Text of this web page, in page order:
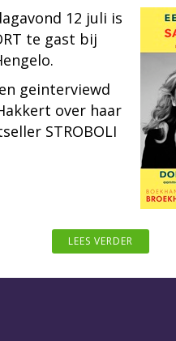
12 juli is
te gast bij
geinterviewd
over haar
STROBOLI
LEES VERDER